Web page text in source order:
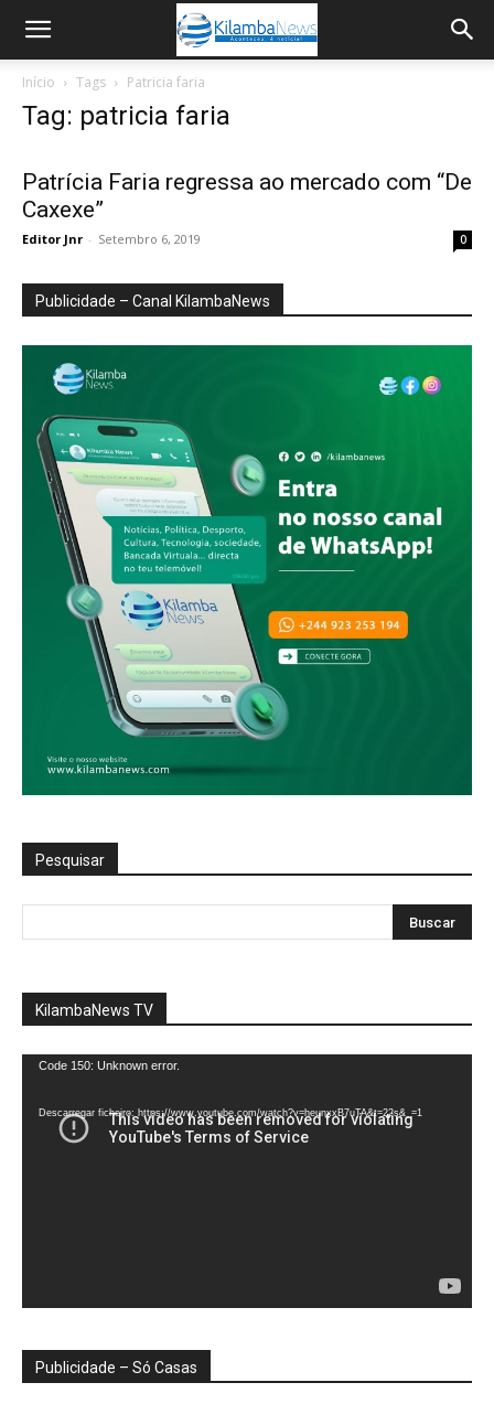
Início Tags Patricia faria
Tag: patricia faria
Patrícia Faria regressa ao mercado com “De
Caxexe”
Editor Jnr - Setembro 6, 2019 0
Publicidade – Canal KilambaNews
Pesquisar
KilambaNews TV
Reprodutor
vídeo
Code 150: Unknown error.
Descarregar ficheiro: https://www.youtube.com/watch?v=heunxxB7uTA&t=22s&_=1
Publicidade – Só Casas